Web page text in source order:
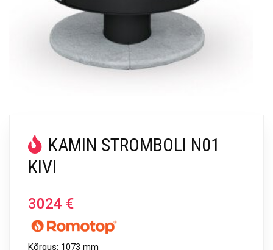
KAMIN STROMBOLI N01
KIVI
3024 €
Kõrgus: 1073 mm